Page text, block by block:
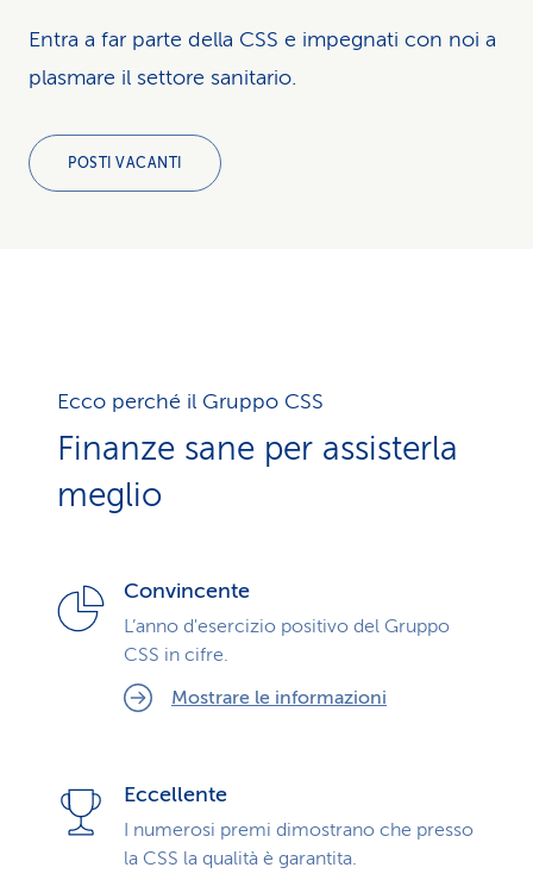
Entra a far parte della CSS e impegnati con noi a
plasmare il settore sanitario.
POSTI VACANTI
Ecco perché il Gruppo CSS
Finanze sane per assisterla
meglio
Convincente
L’anno d'esercizio positivo del Gruppo
CSS in cifre.
Mostrare le informazioni
Eccellente
I numerosi premi dimostrano che presso
la CSS la qualità è garantita.